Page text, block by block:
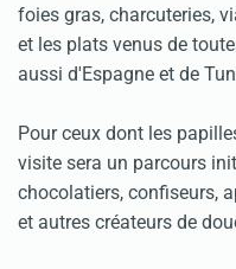
foies gras, charcuteries,
et les plats venus de
aussi d'Espagne et de
Pour ceux dont les
visite sera un parcours
chocolatiers, confiseurs,
et autres créateurs de